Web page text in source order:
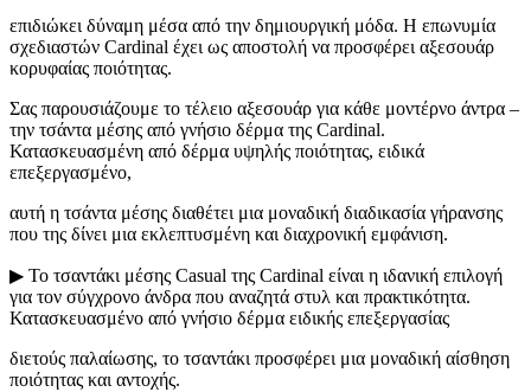
επιδιώκει δύναμη μέσα από την δημιουργική μόδα. Η επωνυμία
σχεδιαστών Cardinal έχει ως αποστολή να προσφέρει αξεσουάρ
κορυφαίας ποιότητας.
Σας παρουσιάζουμε το τέλειο αξεσουάρ για κάθε μοντέρνο άντρα –
την τσάντα μέσης από γνήσιο δέρμα της Cardinal.
Κατασκευασμένη από δέρμα υψηλής ποιότητας, ειδικά
επεξεργασμένο,
αυτή η τσάντα μέσης διαθέτει μια μοναδική διαδικασία γήρανσης
που της δίνει μια εκλεπτυσμένη και διαχρονική εμφάνιση.
▶ Το τσαντάκι μέσης Casual της Cardinal είναι η ιδανική επιλογή
για τον σύγχρονο άνδρα που αναζητά στυλ και πρακτικότητα.
Κατασκευασμένο από γνήσιο δέρμα ειδικής επεξεργασίας
διετούς παλαίωσης, το τσαντάκι προσφέρει μια μοναδική αίσθηση
ποιότητας και αντοχής.